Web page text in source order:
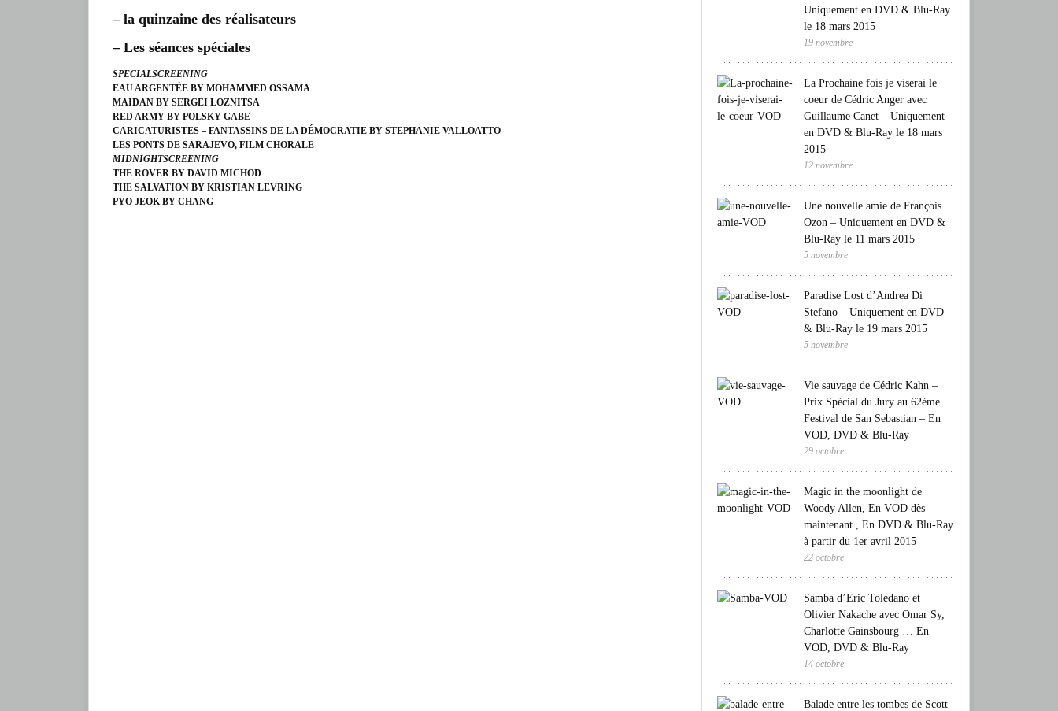
– la quinzaine des réalisateurs
– Les séances spéciales
SPECIALSCREENING
EAU ARGENTÉE BY MOHAMMED OSSAMA
MAIDAN BY SERGEI LOZNITSA
RED ARMY BY POLSKY GABE
CARICATURISTES – FANTASSINS DE LA DÉMOCRATIE BY STEPHANIE VALLOATTO
LES PONTS DE SARAJEVO, FILM CHORALE
MIDNIGHTSCREENING
THE ROVER BY DAVID MICHOD
THE SALVATION BY KRISTIAN LEVRING
PYO JEOK BY CHANG
Uniquement en DVD & Blu-Ray
le 18 mars 2015
19 novembre
La Prochaine fois je viserai le
coeur de Cédric Anger avec
Guillaume Canet – Uniquement
en DVD & Blu-Ray le 18 mars
2015
12 novembre
Une nouvelle amie de François
Ozon – Uniquement en DVD &
Blu-Ray le 11 mars 2015
5 novembre
Paradise Lost d’Andrea Di
Stefano – Uniquement en DVD
& Blu-Ray le 19 mars 2015
5 novembre
Vie sauvage de Cédric Kahn –
Prix Spécial du Jury au 62ème
Festival de San Sebastian – En
VOD, DVD & Blu-Ray
29 octobre
Magic in the moonlight de
Woody Allen, En VOD dès
maintenant , En DVD & Blu-Ray
à partir du 1er avril 2015
22 octobre
Samba d’Eric Toledano et
Olivier Nakache avec Omar Sy,
Charlotte Gainsbourg … En
VOD, DVD & Blu-Ray
14 octobre
Balade entre les tombes de Scott